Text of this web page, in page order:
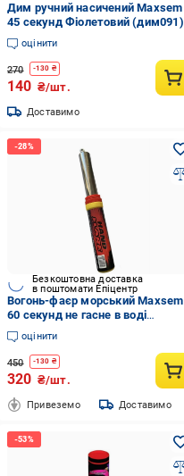
Дим ручний насичений Maxsem
45 секунд Фіолетовий (дим091)
оцінити
270 -130 ₴
140 ₴/шт.
Доставимо
Безкоштовна доставка
в поштомати Епіцентр
Вогонь-фаєр морський Maxsem
60 секунд не гасне в воді
Червоний
оцінити
450 -130 ₴
320 ₴/шт.
Привеземо Доставимо